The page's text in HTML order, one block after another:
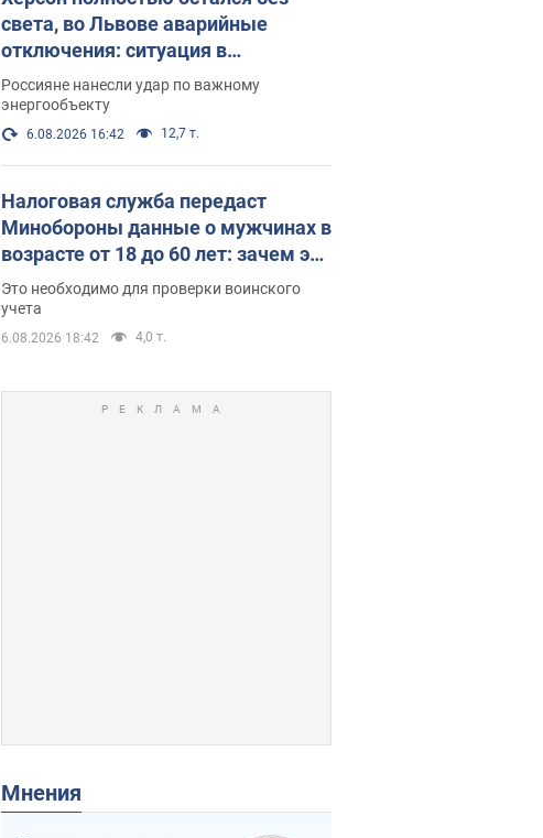
света, во Львове аварийные
отключения: ситуация в
энергосистеме 6 августа
Россияне нанесли удар по важному
энергообъекту
6.08.2026 16:42 12,7 т.
Налоговая служба передаст
Минобороны данные о мужчинах в
возрасте от 18 до 60 лет: зачем это
нужно
Это необходимо для проверки воинского
учета
6.08.2026 18:42 4,0 т.
Мнения